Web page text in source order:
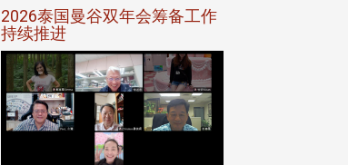
2026泰国曼谷双年会筹备工作
持续推进